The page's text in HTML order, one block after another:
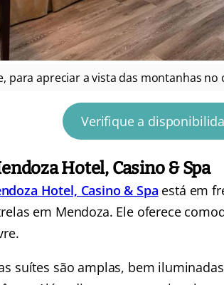
para apreciar a vista das montanhas
Verifique a
Hotel, Casino & Spa
Hotel, Casino & Spa está em
em Mendoza. Ele oferece
suítes são amplas, bem